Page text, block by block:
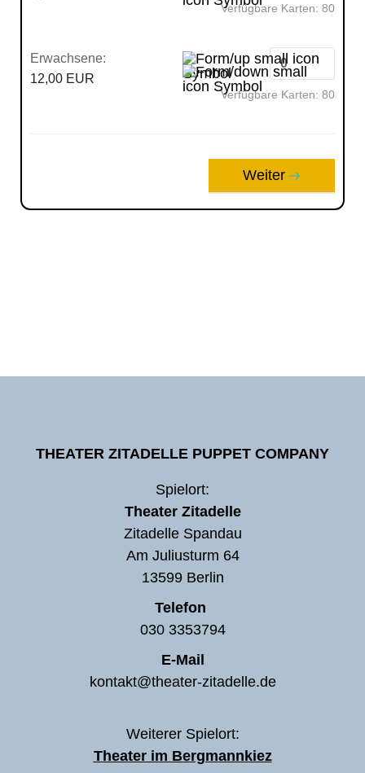
Verfügbare Karten: 80
Erwachsene:
12,00 EUR
Verfügbare Karten: 80
Weiter
THEATER ZITADELLE PUPPET COMPANY
Spielort:
Theater Zitadelle
Zitadelle Spandau
Am Juliusturm 64
13599 Berlin
Telefon
030 3353794
E-Mail
kontakt@theater-zitadelle.de
Weiterer Spielort:
Theater im Bergmannkiez